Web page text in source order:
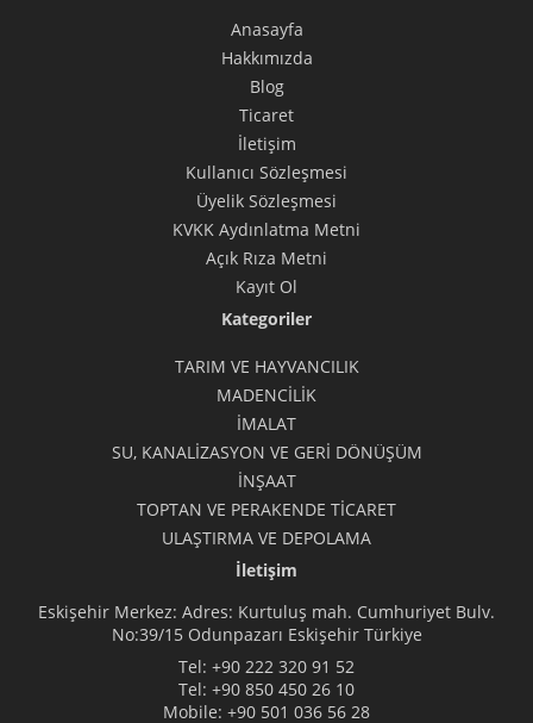
Anasayfa
Hakkımızda
Blog
Ticaret
İletişim
Kullanıcı Sözleşmesi
Üyelik Sözleşmesi
KVKK Aydınlatma Metni
Açık Rıza Metni
Kayıt Ol
Kategoriler
TARIM VE HAYVANCILIK
MADENCİLİK
İMALAT
SU, KANALİZASYON VE GERİ DÖNÜŞÜM
İNŞAAT
TOPTAN VE PERAKENDE TİCARET
ULAŞTIRMA VE DEPOLAMA
İletişim
Eskişehir Merkez: Adres: Kurtuluş mah. Cumhuriyet Bulv.
No:39/15 Odunpazarı Eskişehir Türkiye
Tel: +90 222 320 91 52
Tel: +90 850 450 26 10
Mobile: +90 501 036 56 28